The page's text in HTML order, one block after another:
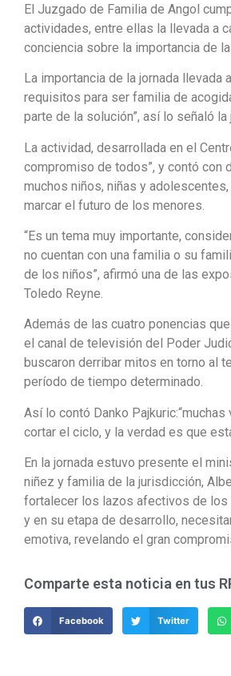
El Juzgado de Familia de Angol
actividades, entre ellas la llevada a
conciencia sobre la importancia de
La importancia de la jornada llevada
requisitos para ser familia de
parte de la solución”, así lo señaló
La actividad, desarrollada en el
compromiso de todos”, y contó con
muchos niños, niñas y
marcar el futuro de los menores.
“Es un tema muy importante,
no cuentan con una familia o su
de los niños”, afirmó una de las
Toledo Reyne.
Además de las cuatro ponencias
el canal de televisión del Poder
buscaron derribar mitos en torno al
período de tiempo determinado.
Así lo contó Danko
cortar el ciclo, y la verdad es que
En la jornada estuvo presente el
niñez y familia de la jurisdicción,
fortalecer los lazos afectivos de los
y en su etapa de desarrollo,
emotiva, revelando el gran
Comparte esta noticia en tus
Facebook Twitter